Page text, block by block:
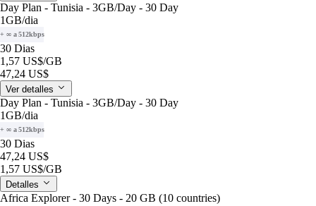
Day Plan - Tunisia - 3GB/Day - 30 Day
1GB/dia
+ ∞ a 512kbps
30 Dias
1,57 US$/GB
47,24 US$
Ver detalles
Day Plan - Tunisia - 3GB/Day - 30 Day
1GB/dia
+ ∞ a 512kbps
30 Dias
47,24 US$
1,57 US$/GB
Detalles
Africa Explorer - 30 Days - 20 GB (10 countries)